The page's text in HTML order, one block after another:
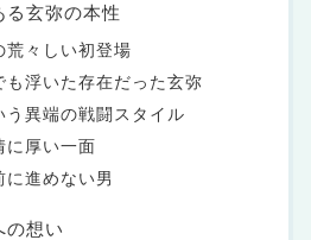
る玄弥の本性
々しい初登場
浮いた存在だった玄弥
異端の戦闘スタイル
厚い一面
進めない男
の想い